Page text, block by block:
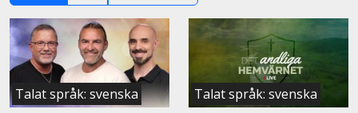
Talat språk: svenska Talat språk: svenska